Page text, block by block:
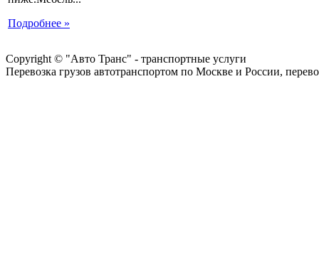
Подробнее »
Copyright © "Авто Транс" - транспортные услуги
Перевозка грузов автотранспортом по Москве и России,